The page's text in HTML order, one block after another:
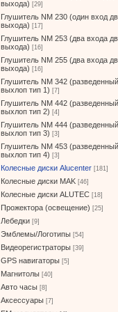
выхода) [29]
Глушитель NM 230 (один вход
выхода) [17]
Глушитель NM 253 (два входа
выхода) [16]
Глушитель NM 255 (два входа
выхода) [16]
Глушитель NM 342 (разведенный
выхлоп тип 1) [7]
Глушитель NM 442 (разведенный
выхлоп тип 2) [4]
Глушитель NM 444 (разведенный
выхлоп тип 3) [3]
Глушитель NM 453 (разведенный
выхлоп тип 4) [3]
Колесные диски Alucenter [181]
Колесные диски MAK [46]
Колесные диски ALUTEC [18]
Прожектора (освещение) [25]
Лебедки [9]
Эмблемы/Логотипы [54]
Видеорегистраторы [39]
GPS навигаторы [5]
Магнитолы [40]
Авто часы [8]
Аксессуары [7]